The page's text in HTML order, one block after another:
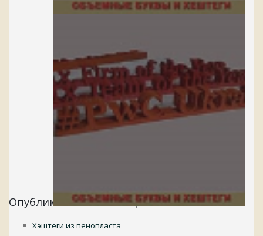
Опубликовано в категориях:
Хэштеги из пенопласта